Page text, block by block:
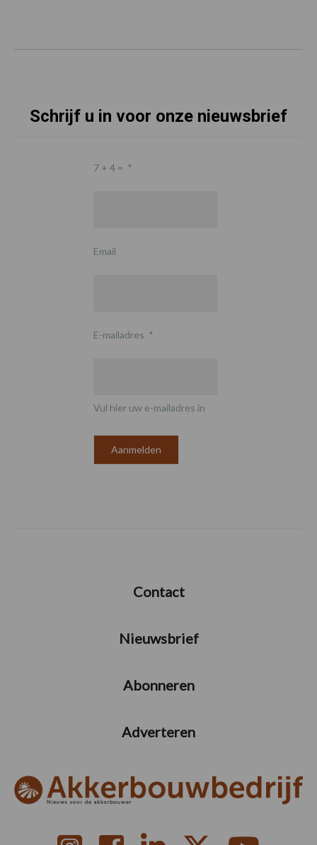
Schrijf u in voor onze nieuwsbrief
7 + 4 = *
Email
E-mailadres *
Vul hier uw e-mailadres in
Contact
Nieuwsbrief
Abonneren
Adverteren